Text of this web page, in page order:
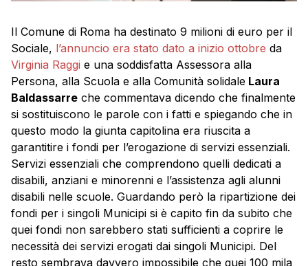
Il Comune di Roma ha destinato 9 milioni di euro per il
Sociale, l’annuncio era stato dato a inizio ottobre da
Virginia Raggi e una soddisfatta Assessora alla
Persona, alla Scuola e alla Comunità solidale Laura
Baldassarre che commentava dicendo che finalmente
si sostituiscono le parole con i fatti e spiegando che in
questo modo la giunta capitolina era riuscita a
garantitire i fondi per l’erogazione di servizi essenziali.
Servizi essenziali che comprendono quelli dedicati a
disabili, anziani e minorenni e l’assistenza agli alunni
disabili nelle scuole. Guardando però la ripartizione dei
fondi per i singoli Municipi si è capito fin da subito che
quei fondi non sarebbero stati sufficienti a coprire le
necessità dei servizi erogati dai singoli Municipi. Del
resto sembrava davvero impossibile che quei 100 mila